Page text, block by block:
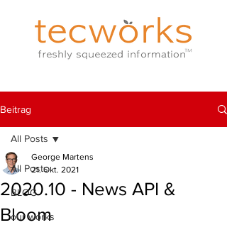
Beitrag
All Posts
BLOG
our works
All Posts
2020.10 - News API &
Bloom
George Martens
21. Okt. 2021